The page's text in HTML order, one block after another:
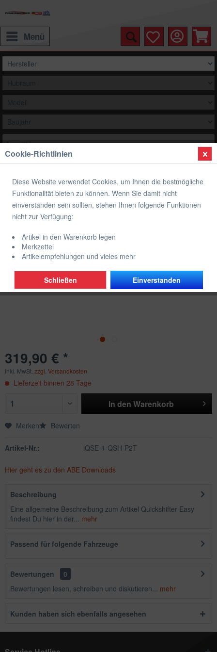
Menü
Auswählen
Healtech Schaltautomat iQSE-1 + QSH-
P2T
319,90 € *
inkl. MwSt. zzgl. Versandkosten
Lieferzeit binnen 28 Tage
In den Warenkorb
Merken Bewerten
Artikel-Nr.: iQSE-1-QSH-P2T
Hier geht es zu den ABE Downloads
Beschreibung
Eine allgemeine Beschreibung zum Artikel Quickshifter Easy
findest Du hier in der... mehr
Passend für folgende Fahrzeuge
Bewertungen
0
Bewertungen lesen, schreiben und diskutieren... mehr
Kunden haben sich ebenfalls angesehen
Cookie-Richtlinien
Diese Website verwendet Cookies, um Ihnen die bestmögliche
Funktionalität bieten zu können. Wenn Sie damit nicht
einverstanden sein sollten, stehen Ihnen folgende Funktionen
nicht zur Verfügung:
Artikel in den Warenkorb legen
Merkzettel
Artikelempfehlungen und vieles mehr
Einverstanden
Schließen